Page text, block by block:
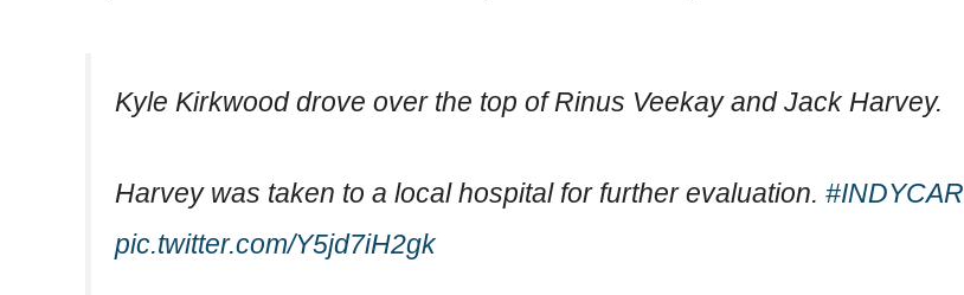
Kyle Kirkwood drove over the top of Rinus Veekay and Jack Harvey.
Harvey was taken to a local hospital for further evaluation.
#INDYCAR
pic.twitter.com/Y5jd7iH2gk